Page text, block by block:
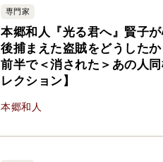
専門家
本郷和人『光る君へ』賢子
後捕まえた盗賊をどうした
前半で＜消された＞あの人
レクション】
本郷和人